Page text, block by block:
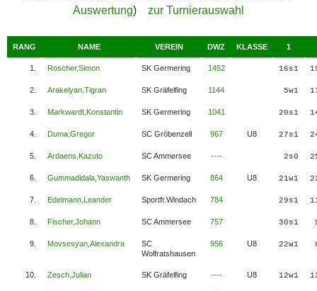
Auswertung) zur Turnierauswahl
RANG NAME VEREIN DWZ KLASSE 1
1. Roscher,Simon SK Germering 1452 16s1
2. Arakelyan,Tigran SK Gräfelfing 1144 5w1
3. Markwardt,Konstantin SK Germering 1041 20s1
4. Duma,Gregor SC Gröbenzell 967 U8 27s1
5. Ardaens,Kazuto SC Ammersee ---- 2s0
6. Gummadidala,Yaswanth SK Germering 864 U8 21w1
7. Edelmann,Leander Sportfr.Windach 784 29s1
8. Fischer,Johann SC Ammersee 757 30s1
9. Movsesyan,Alexandra
SC
Wolfratshausen
956 U8 22w1
10. Zesch,Julian SK Gräfelfing ---- U8 12w1